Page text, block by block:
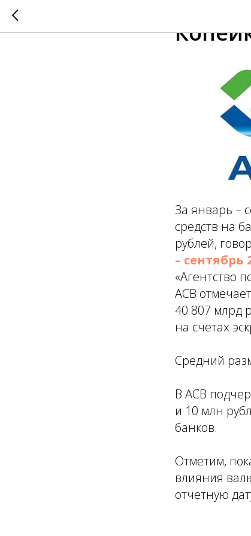
За январь –
средств на
рублей,
– сентябрь
«Агентство
АСВ
40 807 млрд
на счетах
Средний
В АСВ
и 10 млн
банков.
Отметим,
влияния
отчетную